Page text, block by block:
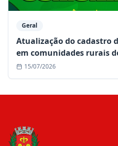
Geral
Atualização do cadastro
em comunidades rurais
de julho
15/07/2026